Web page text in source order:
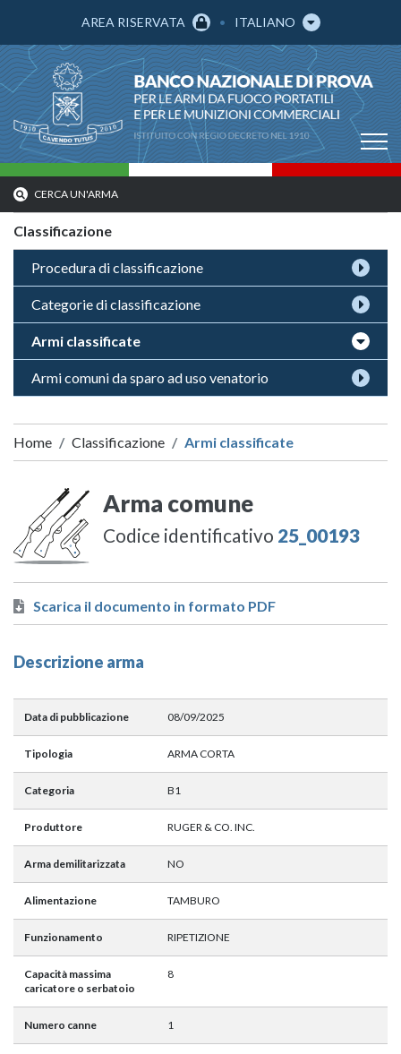
AREA RISERVATA ITALIANO
CERCA UN'ARMA
Classificazione
Procedura di classificazione
Categorie di classificazione
Armi classificate
Armi comuni da sparo ad uso venatorio
Home Classificazione Armi classificate
Arma comune
Codice identificativo 25_00193
Scarica il documento in formato PDF
Descrizione arma
Data di pubblicazione 08/09/2025
Tipologia ARMA CORTA
Categoria B1
Produttore RUGER & CO. INC.
Arma demilitarizzata NO
Alimentazione TAMBURO
Funzionamento RIPETIZIONE
Capacità massima
caricatore o serbatoio
8
Numero canne 1